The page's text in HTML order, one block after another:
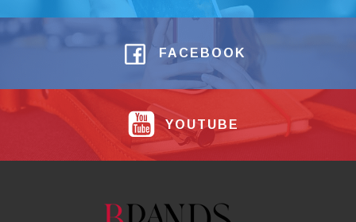
FACEBOOK
YOUTUBE